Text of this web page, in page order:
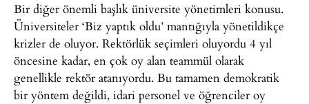
Bir diğer önemli başlık üniversite yönetimleri konusu.
Üniversiteler ‘Biz yaptık oldu’ mantığıyla yönetildikçe
krizler de oluyor. Rektörlük seçimleri oluyordu 4 yıl
öncesine kadar, en çok oy alan teammül olarak
genellikle rektör atanıyordu. Bu tamamen demokratik
bir yöntem değildi, idari personel ve öğrenciler oy